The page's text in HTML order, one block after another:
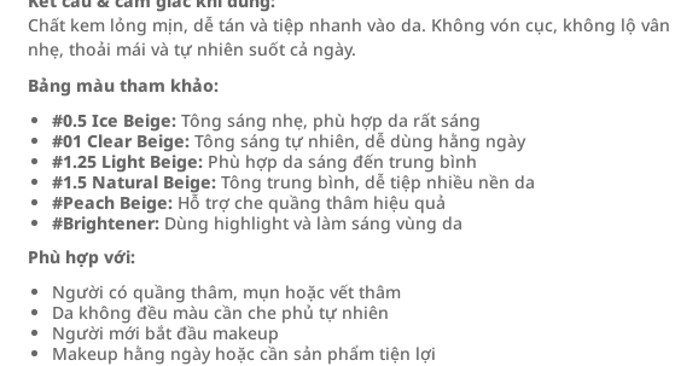
Chất kem lỏng mịn, dễ tán và tiệp nhanh vào da. Không vón cục, không lộ
nhẹ, thoải mái và tự nhiên suốt cả ngày.
Bảng màu tham khảo:
#0.5 Ice Beige: Tông sáng nhẹ, phù hợp da rất sáng
#01 Clear Beige: Tông sáng tự nhiên, dễ dùng hằng ngày
#1.25 Light Beige: Phù hợp da sáng đến trung bình
#1.5 Natural Beige: Tông trung bình, dễ tiệp nhiều nền da
#Peach Beige: Hỗ trợ che quầng thâm hiệu quả
#Brightener: Dùng highlight và làm sáng vùng da
Phù hợp với:
Người có quầng thâm, mụn hoặc vết thâm
Da không đều màu cần che phủ tự nhiên
Người mới bắt đầu makeup
Makeup hằng ngày hoặc cần sản phẩm tiện lợi